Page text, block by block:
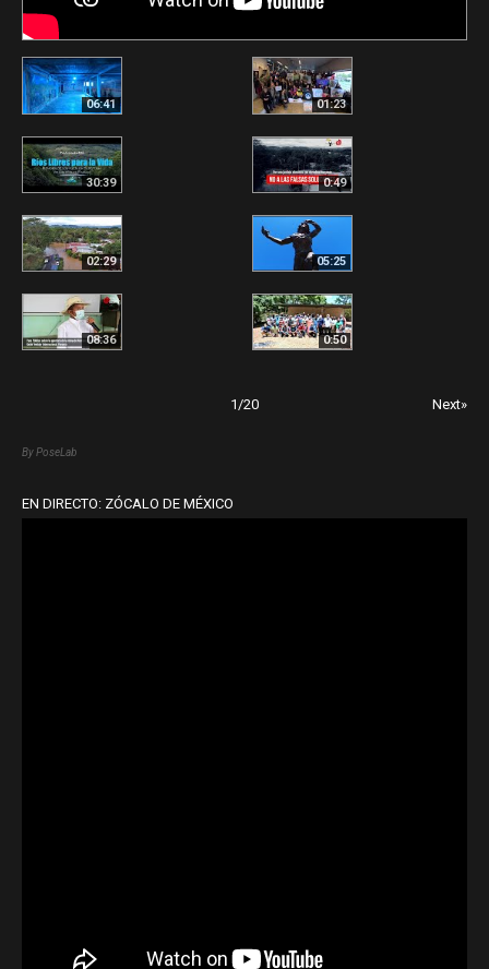
06:41 01:23
30:39 0:49
02:29 05:25
08:36 0:50
1/20 Next»
By PoseLab
EN DIRECTO: ZÓCALO DE MÉXICO